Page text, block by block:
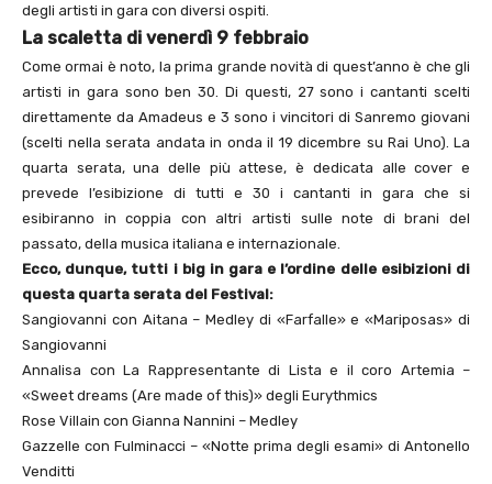
degli artisti in gara con diversi ospiti.
La scaletta di venerdì 9 febbraio
Come ormai è noto, la prima grande novità di quest’anno è che gli
artisti in gara sono ben 30. Di questi, 27 sono i cantanti scelti
direttamente da Amadeus e 3 sono i vincitori di Sanremo giovani
(scelti nella serata andata in onda il 19 dicembre su Rai Uno). La
quarta serata, una delle più attese, è dedicata alle cover e
prevede l’esibizione di tutti e 30 i cantanti in gara che si
esibiranno in coppia con altri artisti sulle note di brani del
passato, della musica italiana e internazionale.
Ecco, dunque, tutti i big in gara e l’ordine delle esibizioni di
questa quarta serata del Festival:
Sangiovanni con Aitana – Medley di «Farfalle» e «Mariposas» di
Sangiovanni
Annalisa con La Rappresentante di Lista e il coro Artemia –
«Sweet dreams (Are made of this)» degli Eurythmics
Rose Villain con Gianna Nannini – Medley
Gazzelle con Fulminacci – «Notte prima degli esami» di Antonello
Venditti